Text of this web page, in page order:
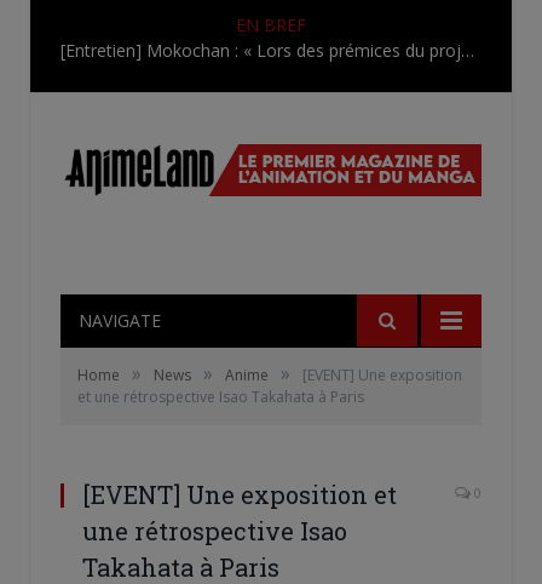
EN BREF
[Entretien] Mokochan : « Lors des prémices du projet, il était déjà demandé de suivre au mieux le manga originel.»
NAVIGATE
Home » News » Anime »
[EVENT] Une exposition
et une rétrospective Isao Takahata à Paris
[EVENT] Une exposition et
une rétrospective Isao
Takahata à Paris
0